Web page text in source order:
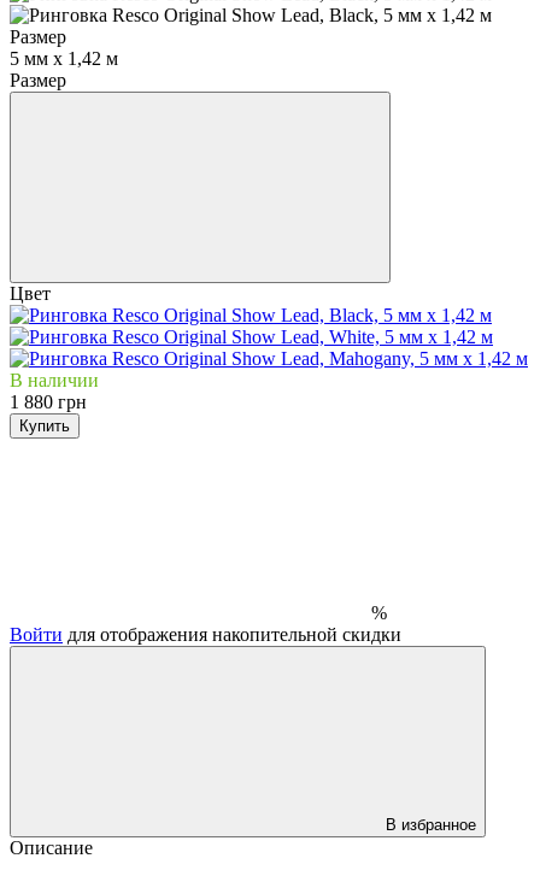
Размер
5 мм х 1,42 м
Размер
Цвет
В наличии
1 880 грн
Купить
%
Войти для отображения накопительной скидки
В избранное
Описание